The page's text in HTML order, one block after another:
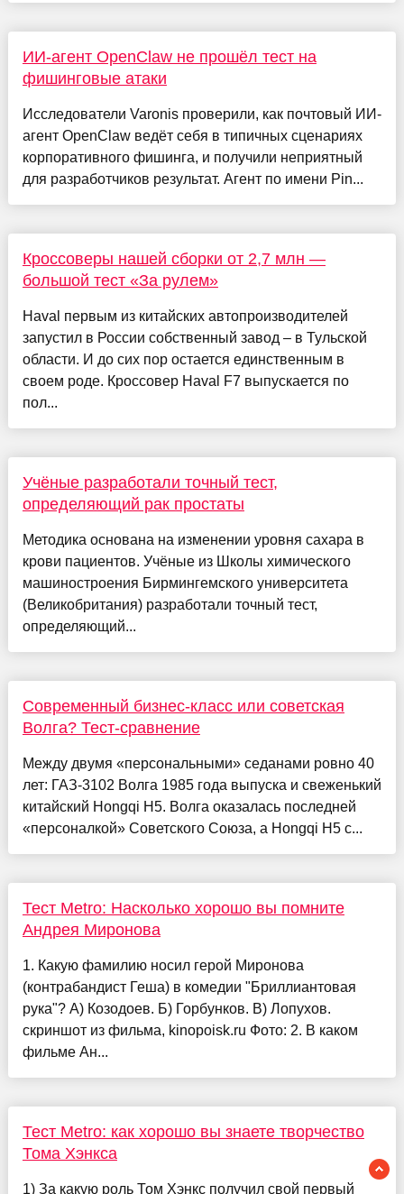
ИИ-агент OpenClaw не прошёл тест на
фишинговые атаки
Исследователи Varonis проверили, как почтовый ИИ-
агент OpenClaw ведёт себя в типичных сценариях
корпоративного фишинга, и получили неприятный
для разработчиков результат. Агент по имени Pin...
Кроссоверы нашей сборки от 2,7 млн —
большой тест «За рулем»
Haval первым из китайских автопроизводителей
запустил в России собственный завод – в Тульской
области. И до сих пор остается единственным в
своем роде. Кроссовер Haval F7 выпускается по
пол...
Учёные разработали точный тест,
определяющий рак простаты
Методика основана на изменении уровня сахара в
крови пациентов. Учёные из Школы химического
машиностроения Бирмингемского университета
(Великобритания) разработали точный тест,
определяющий...
Современный бизнес-класс или советская
Волга? Тест-сравнение
Между двумя «персональными» седанами ровно 40
лет: ГАЗ‑3102 Волга 1985 года выпуска и свеженький
китайский Hongqi H5. Волга оказалась последней
«персоналкой» Советского Союза, а Hongqi H5 с...
Тест Metro: Насколько хорошо вы помните
Андрея Миронова
1. Какую фамилию носил герой Миронова
(контрабандист Геша) в комедии "Бриллиантовая
рука"? А) Козодоев. Б) Горбунков. В) Лопухов.
скриншот из фильма, kinopoisk.ru Фото: 2. В каком
фильме Ан...
Тест Metro: как хорошо вы знаете творчество
Тома Хэнкса
1) За какую роль Том Хэнкс получил свой первый